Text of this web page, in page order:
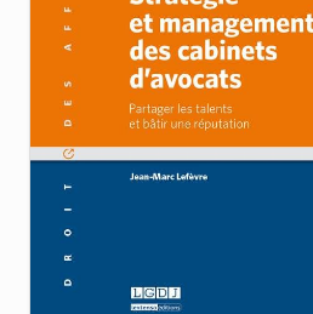
Justice et médias
Olivia Dufour